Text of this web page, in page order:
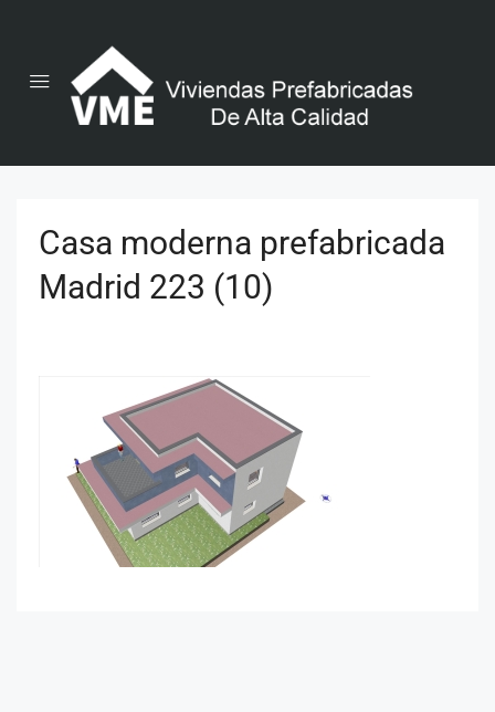
Casa moderna prefabricada
Madrid 223 (10)